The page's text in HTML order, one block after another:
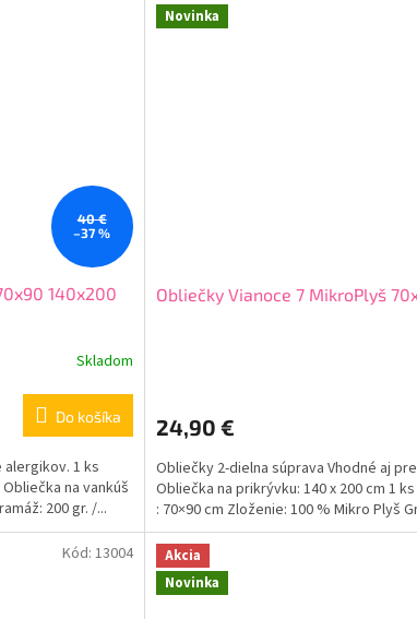
40 €
–37 %
140x200
Skladom
Do košíka
alergikov. 1 ks
na vankúš
200 gr. /...
Novinka
Obliečky Vianoce 7 MikroPlyš
24,90 €
Obliečky 2-dielna súprava Vhodné aj
Obliečka na prikrývku: 140 x 200 cm 1
: 70×90 cm Zloženie: 100 % Mikro Plyš
Kód: 13004
Akcia
Novinka